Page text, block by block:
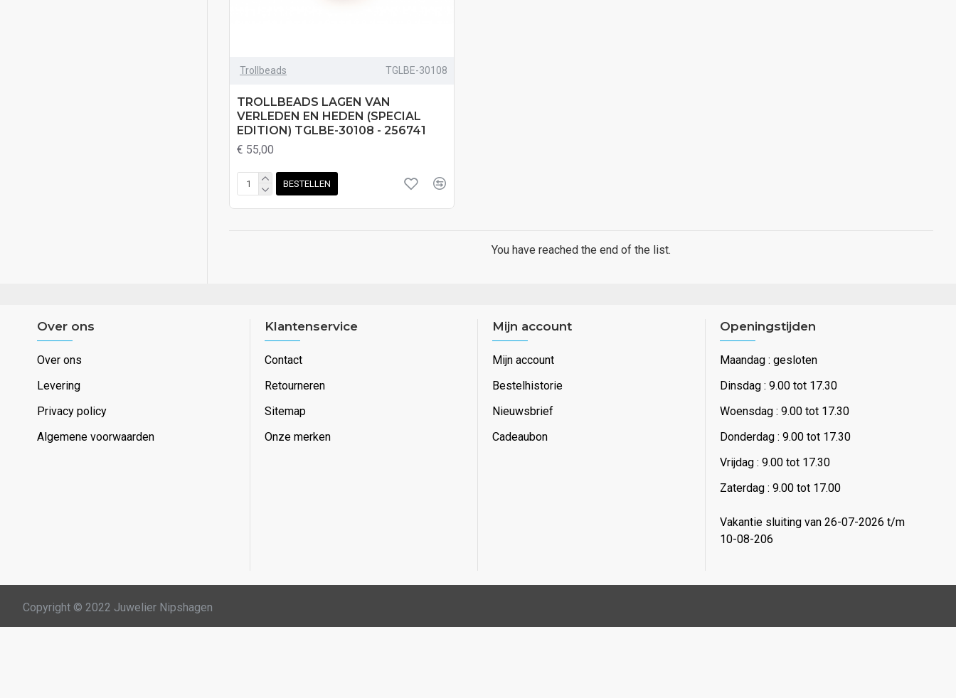
Trollbeads TGLBE-30108
TROLLBEADS LAGEN VAN
VERLEDEN EN HEDEN (SPECIAL
EDITION) TGLBE-30108 - 256741
€ 55,00
BESTELLEN
You have reached the end of the list.
Over ons
Over ons
Levering
Privacy policy
Algemene voorwaarden
Klantenservice
Contact
Retourneren
Sitemap
Onze merken
Mijn account
Mijn account
Bestelhistorie
Nieuwsbrief
Cadeaubon
Openingstijden
Maandag : gesloten
Dinsdag : 9.00 tot 17.30
Woensdag : 9.00 tot 17.30
Donderdag : 9.00 tot 17.30
Vrijdag : 9.00 tot 17.30
Zaterdag : 9.00 tot 17.00
Vakantie sluiting van 26-07-2026 t/m
10-08-206
Copyright © 2022 Juwelier Nipshagen